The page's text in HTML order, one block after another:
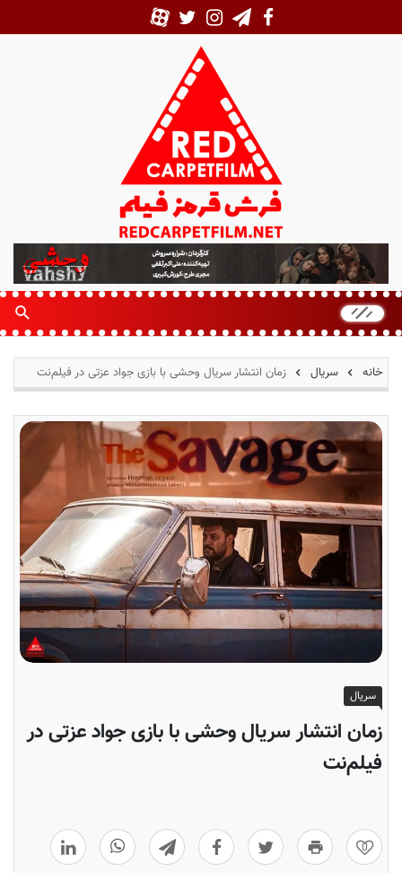
ر
ش
ر
م
ز
خانه سریال زمان انتشار سریال وحشی با بازی جواد عزتی در فیلم‌نت
سریال
زمان انتشار سریال وحشی با بازی جواد عزتی در
فیلم‌نت
0